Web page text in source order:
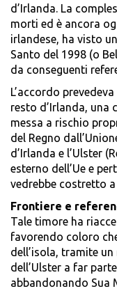
d’Irlanda. La
morti ed è ancora
irlandese, ha visto
Santo del 1998 (o
da conseguenti
L’accordo
resto d’Irlanda, una
messa a rischio
del Regno
d’Irlanda e l’Ulster
esterno dell’Ue e
vedrebbe costretto
Frontiere e
Tale timore ha
favorendo coloro
dell’isola, tramite
dell’Ulster a far
abbandonando Sua